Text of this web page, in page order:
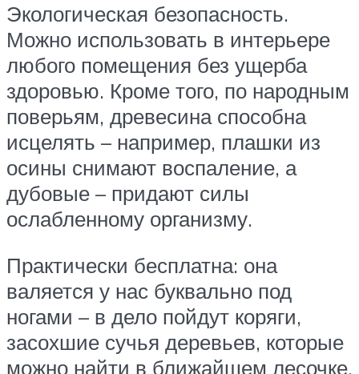
Экологическая безопасность.
Можно использовать в интерьере
любого помещения без ущерба
здоровью. Кроме того, по народным
поверьям, древесина способна
исцелять – например, плашки из
осины снимают воспаление, а
дубовые – придают силы
ослабленному организму.
Практически бесплатна: она
валяется у нас буквально под
ногами – в дело пойдут коряги,
засохшие сучья деревьев, которые
можно найти в ближайшем лесочке.